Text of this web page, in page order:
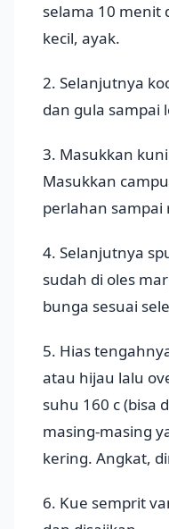
selama 10 menit
kecil, ayak.
2. Selanjutnya
dan gula sampai
3. Masukkan
Masukkan
perlahan sampai
4. Selanjutnya
sudah di oles
bunga sesuai
5. Hias
atau hijau lalu
suhu 160 c (bisa
masing-masing
kering. Angkat,
6. Kue semprit